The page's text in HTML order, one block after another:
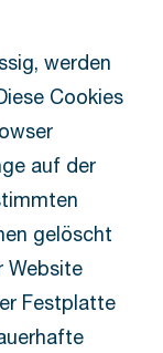
werden
Cookies
auf der
gelöscht
Website
Festplatte